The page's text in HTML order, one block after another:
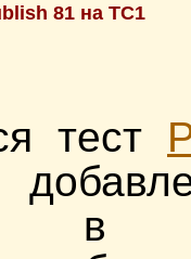
81 на TC1
тест
в